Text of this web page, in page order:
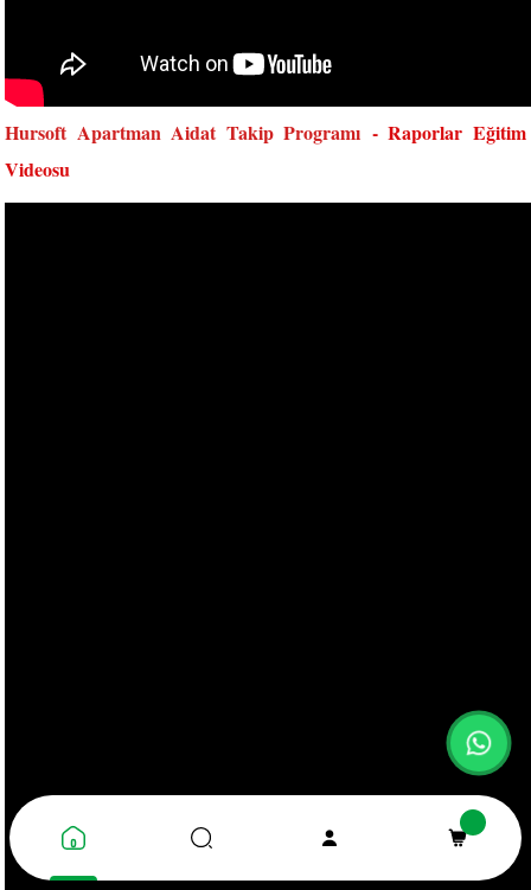
Hursoft Apartman Aidat Takip Programı - Raporlar Eğitim
Videosu